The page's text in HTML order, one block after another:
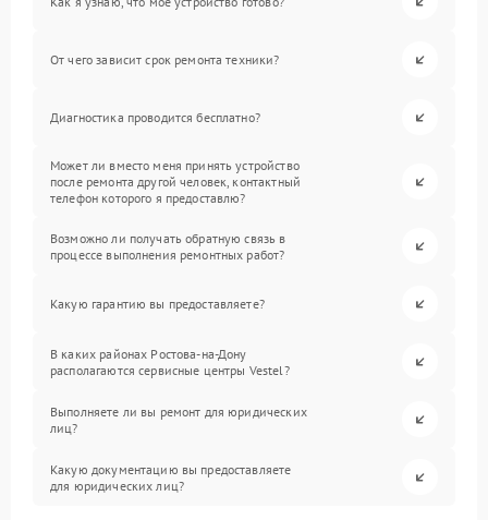
От чего зависит срок ремонта техники?
Диагностика проводится бесплатно?
Может ли вместо меня принять устройство
после ремонта другой человек, контактный
телефон которого я предоставлю?
Возможно ли получать обратную связь в
процессе выполнения ремонтных работ?
Какую гарантию вы предоставляете?
В каких районах Ростова-на-Дону
располагаются сервисные центры Vestel?
Выполняете ли вы ремонт для юридических
лиц?
Какую документацию вы предоставляете
для юридических лиц?